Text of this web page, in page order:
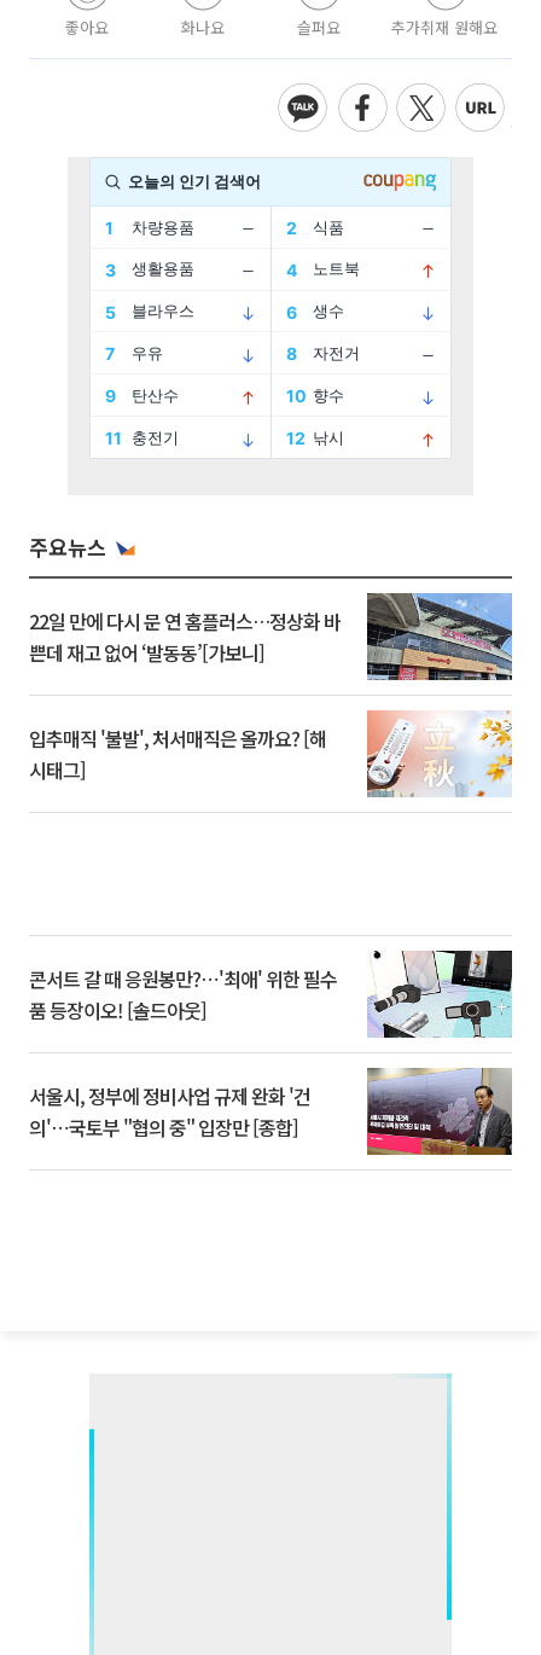
좋아요 화나요 슬퍼요 추가취재 원해요
주요뉴스
22일 만에 다시 문 연 홈플러스…정상화 바
쁜데 재고 없어 ‘발동동’[가보니]
입추매직 '불발', 처서매직은 올까요? [해
시태그]
콘서트 갈 때 응원봉만?⋯'최애' 위한 필수
품 등장이오! [솔드아웃]
서울시, 정부에 정비사업 규제 완화 '건
의'⋯국토부 "협의 중" 입장만 [종합]